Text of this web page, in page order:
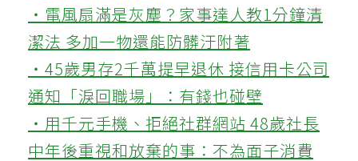
‧電風扇滿是灰塵？家事達人教1分鐘清
潔法 多加一物還能防髒汙附著
‧45歲男存2千萬提早退休 接信用卡公司
通知「淚回職場」：有錢也碰壁
‧用千元手機、拒絕社群網站 48歲社長
中年後重視和放棄的事：不為面子消費